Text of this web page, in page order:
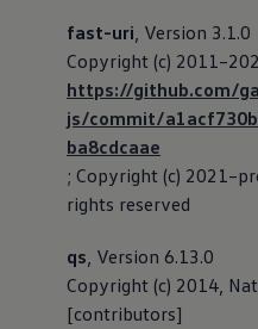
fast-uri, Version 3.1.0
Copyright (c)
https://github.com/
js/commit/
ba8cdcaae
; Copyright (c)
rights reserved
qs, Version 6.13.0
Copyright (c) 2014,
[contributors]